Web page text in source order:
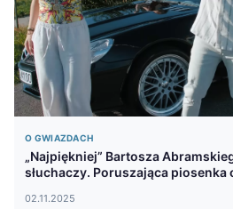
O GWIAZDACH
„Najpiękniej” Bartosza
słuchaczy. Poruszająca piosenka
02.11.2025